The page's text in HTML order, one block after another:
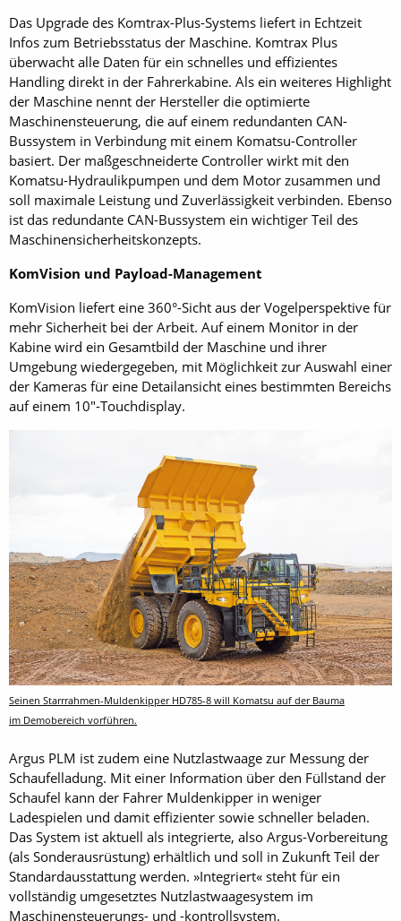
Das Upgrade des Komtrax-Plus-Systems liefert in Echtzeit
Infos zum Betriebsstatus der Maschine. Komtrax Plus
überwacht alle Daten für ein schnelles und effizientes
Handling direkt in der Fahrerkabine. Als ein weiteres Highlight
der Maschine nennt der Hersteller die optimierte
Maschinensteuerung, die auf einem redundanten CAN-
Bussystem in Verbindung mit einem Komatsu-Controller
basiert. Der maßgeschneiderte Controller wirkt mit den
Komatsu-Hydraulikpumpen und dem Motor zusammen und
soll maximale Leistung und Zuverlässigkeit verbinden. Ebenso
ist das redundante CAN-Bussystem ein wichtiger Teil des
Maschinen­sicherheitskonzepts.
KomVision und Payload-Management
KomVision liefert eine 360°-Sicht aus der Vogelperspektive für
mehr Sicherheit bei der Arbeit. Auf einem Monitor in der
Kabine wird ein Gesamtbild der Maschine und ihrer
Umgebung wiedergegeben, mit Möglichkeit zur Auswahl einer
der Kameras für eine Detailansicht eines bestimmten Bereichs
auf einem 10"-Touchdisplay.
Seinen Starrrahmen-Muldenkipper HD785-8 will Komatsu auf der Bauma
im Demobereich vorführen.
Argus PLM ist zudem eine Nutzlastwaage zur Messung der
Schaufelladung. Mit einer Information über den Füllstand der
Schaufel kann der Fahrer Muldenkipper in weniger
Ladespielen und damit effizienter sowie schneller beladen.
Das System ist aktuell als integrierte, also Argus-Vorbereitung
(als Sonderausrüstung) erhältlich und soll in Zukunft Teil der
Standardausstattung werden. »Integriert« steht für ein
vollständig umgesetztes Nutzlastwaagesystem im
Maschinensteuerungs- und -kontrollsystem.